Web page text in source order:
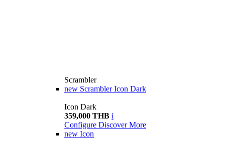
Scrambler
new Scrambler Icon Dark
Icon Dark
359,000 THB i
Configure Discover More
new Icon